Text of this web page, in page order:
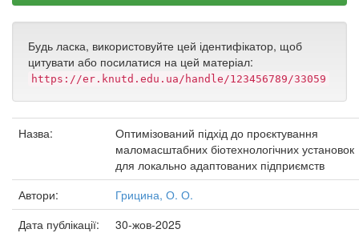
Будь ласка, використовуйте цей ідентифікатор, щоб
цитувати або посилатися на цей матеріал:
https://er.knutd.edu.ua/handle/123456789/33059
Назва:
Оптимізований підхід до проєктування
маломасштабних біотехнологічних установок
для локально адаптованих підприємств
Автори:
Грицина, О. О.
Дата публікації:
30-жов-2025